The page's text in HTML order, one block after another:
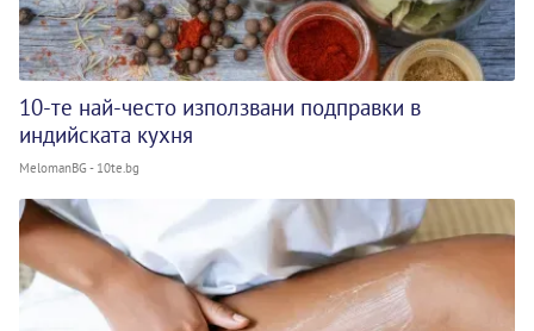
10-те най-често използвани подправки в
индийската кухня
MelomanBG - 10te.bg